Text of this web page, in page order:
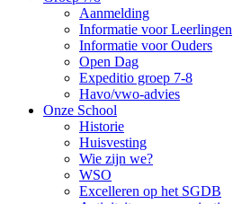
Aanmelding
Informatie voor Leerlingen
Informatie voor Ouders
Open Dag
Expeditio groep 7-8
Havo/vwo-advies
Onze School
Historie
Huisvesting
Wie zijn we?
WSO
Excelleren op het SGDB